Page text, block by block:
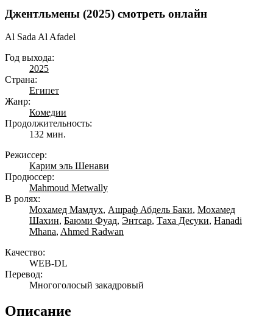
Джентльмены (2025) смотреть онлайн
Al Sada Al Afadel
Год выхода:
2025
Страна:
Египет
Жанр:
Комедии
Продолжительность:
132 мин.
Режиссер:
Карим эль Шенави
Продюссер:
Mahmoud Metwally
В ролях:
Мохамед Мамдух, Ашраф Абдель Баки, Мохамед
Шахин, Баюми Фуад, Энтсар, Таха Десуки, Hanadi
Mhana, Ahmed Radwan
Качество:
WEB-DL
Перевод:
Многоголосый закадровый
Описание